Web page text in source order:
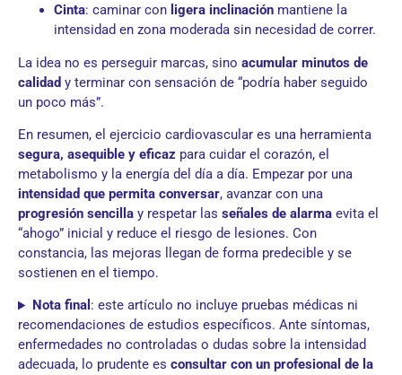
Cinta: caminar con ligera inclinación mantiene la
intensidad en zona moderada sin necesidad de correr.
La idea no es perseguir marcas, sino acumular minutos de
calidad y terminar con sensación de “podría haber seguido
un poco más”.
En resumen, el ejercicio cardiovascular es una herramienta
segura, asequible y eficaz para cuidar el corazón, el
metabolismo y la energía del día a día. Empezar por una
intensidad que permita conversar, avanzar con una
progresión sencilla y respetar las señales de alarma evita el
“ahogo” inicial y reduce el riesgo de lesiones. Con
constancia, las mejoras llegan de forma predecible y se
sostienen en el tiempo.
Nota final : este artículo no incluye pruebas médicas ni
recomendaciones de estudios específicos. Ante síntomas,
enfermedades no controladas o dudas sobre la intensidad
adecuada, lo prudente es consultar con un profesional de la